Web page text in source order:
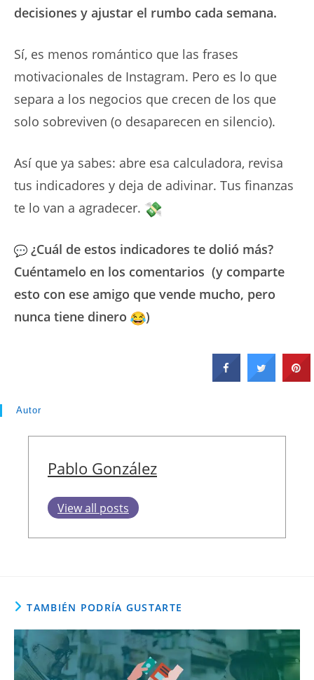
decisiones y ajustar el rumbo cada semana.
Sí, es menos romántico que las frases
motivacionales de Instagram. Pero es lo que
separa a los negocios que crecen de los que
solo sobreviven (o desaparecen en silencio).
Así que ya sabes: abre esa calculadora, revisa
tus indicadores y deja de adivinar. Tus finanzas
te lo van a agradecer.
¿Cuál de estos indicadores te dolió más?
Cuéntamelo en los comentarios (y comparte
esto con ese amigo que vende mucho, pero
nunca tiene dinero
)
Autor
Pablo González
View all posts
TAMBIÉN PODRÍA GUSTARTE